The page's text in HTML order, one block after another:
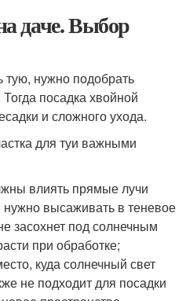
даче. Выбор
нужно подобрать
посадка хвойной
и сложного ухода.
для туи важными
влиять прямые лучи
нужно высаживать в теневое
засохнет под солнечным
при обработке;
куда солнечный свет
не подходит для посадки